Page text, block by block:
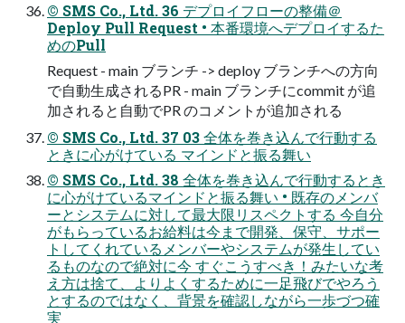
© SMS Co., Ltd. 36 デプロイフローの整備＠
Deploy Pull Request • 本番環境へデプロイするた
めのPull
Request - main ブランチ -> deploy ブランチへの方向
で自動生成されるPR - main ブランチにcommit が追
加されると自動でPR のコメントが追加される
© SMS Co., Ltd. 37 03 全体を巻き込んで行動する
ときに心がけている マインドと振る舞い
© SMS Co., Ltd. 38 全体を巻き込んで行動するとき
に心がけているマインドと振る舞い • 既存のメンバ
ーとシステムに対して最大限リスペクトする 今自分
がもらっているお給料は今まで開発、保守、サポー
トしてくれているメンバーやシステムが発生してい
るものなので絶対に今 すぐこうすべき！みたいな考
え方は捨て、よりよくするために一足飛びでやろう
とするのではなく、背景を確認しながら一歩づつ確
実